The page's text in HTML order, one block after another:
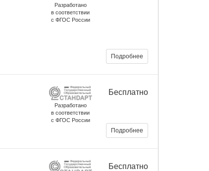
Разработано
в соответствии
с ФГОС России
Подробнее
Разработано
в соответствии
с ФГОС России
Бесплатно
Подробнее
Бесплатно